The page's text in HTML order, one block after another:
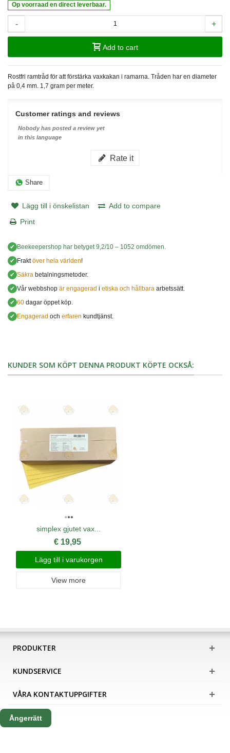
Op voorraad en direct leverbaar.
- +
Add to cart
Rostfri ramtråd för att förstärka vaxkakan i ramarna. Tråden har en diameter
på 0,4 mm. 1,7 gram per meter.
Customer ratings and reviews
Nobody has posted a review yet
in this language
Rate it
Share
Lägg till i önskelistan
Add to compare
Print
✔ Beekeepershop har betyget 9,2/10 – 1052 omdömen.
✔ Fraktöver hela världen!
✔ Säkra betalningsmetoder.
✔ Vår webbshop är engagerad i etiska och hållbara arbetssätt.
✔ 60 dagar öppet köp.
✔ Engagerad och erfaren kundtjänst.
KUNDER SOM KÖPT DENNA PRODUKT KÖPTE OCKSÅ:
simplex gjutet vax...
€ 19,95
Lägg till i varukorgen
View more
PRODUKTER
KUNDSERVICE
VÅRA KONTAKTUPPGIFTER
Ångerrätt